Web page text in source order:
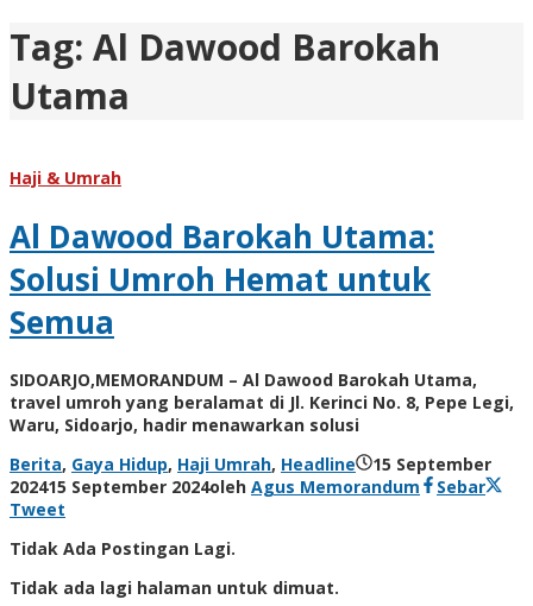
Tag: Al Dawood Barokah
Utama
Haji & Umrah
Al Dawood Barokah Utama:
Solusi Umroh Hemat untuk
Semua
SIDOARJO,MEMORANDUM – Al Dawood Barokah Utama,
travel umroh yang beralamat di Jl. Kerinci No. 8, Pepe Legi,
Waru, Sidoarjo, hadir menawarkan solusi
Berita, Gaya Hidup, Haji Umrah, Headline
15 September
202415 September 2024oleh Agus Memorandum
Sebar
Tweet
Tidak Ada Postingan Lagi.
Tidak ada lagi halaman untuk dimuat.